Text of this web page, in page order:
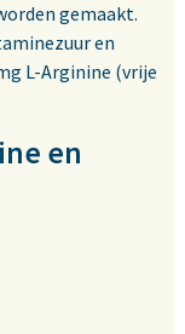
gemaakt.
en
L-Arginine (vrije
en